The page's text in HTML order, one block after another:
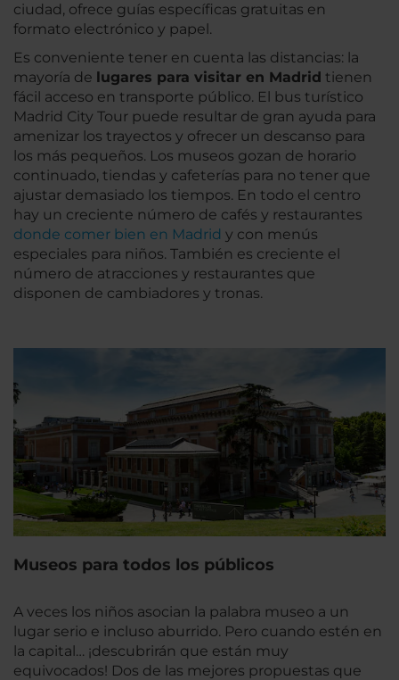
ciudad, ofrece guías específicas gratuitas en
formato electrónico y papel.
Es conveniente tener en cuenta las distancias: la
mayoría de lugares para visitar en Madrid tienen
fácil acceso en transporte público. El bus turístico
Madrid City Tour puede resultar de gran ayuda para
amenizar los trayectos y ofrecer un descanso para
los más pequeños. Los museos gozan de horario
continuado, tiendas y cafeterías para no tener que
ajustar demasiado los tiempos. En todo el centro
hay un creciente número de cafés y restaurantes
donde comer bien en Madrid y con menús
especiales para niños. También es creciente el
número de atracciones y restaurantes que
disponen de cambiadores y tronas.
Museos para todos los públicos
A veces los niños asocian la palabra museo a un
lugar serio e incluso aburrido. Pero cuando estén en
la capital… ¡descubrirán que están muy
equivocados! Dos de las mejores propuestas que